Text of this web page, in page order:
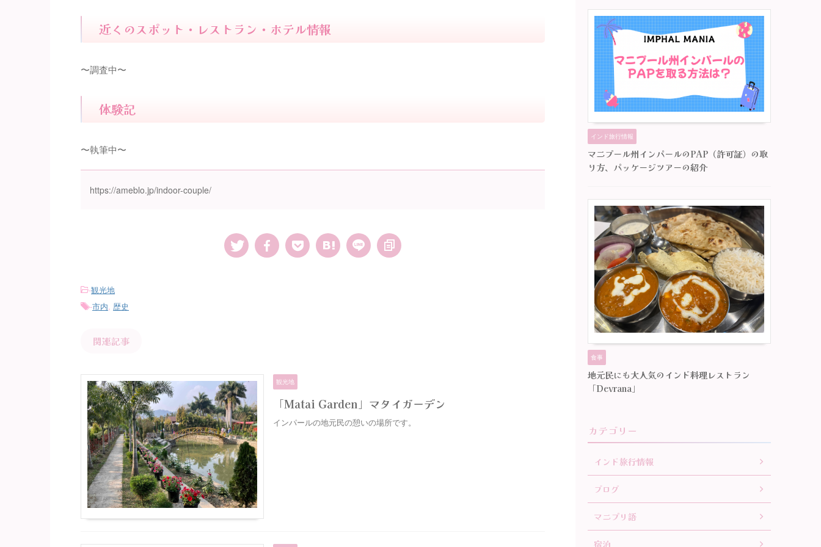
近くのスポット・レストラン・ホテル情報
〜調査中〜
体験記
〜執筆中〜
https://ameblo.jp/indoor-couple/
-観光地
-市内, 歴史
関連記事
観光地
「Matai Garden」マタイガーデン
インパールの地元民の憩いの場所です。
インド旅行情報
マニプール州インパールのPAP（許可証）の取
り方、パッケージツアーの紹介
食事
地元民にも大人気のインド料理レストラン
「Devrana」
カテゴリー
インド旅行情報
ブログ
マニプリ語
宿泊